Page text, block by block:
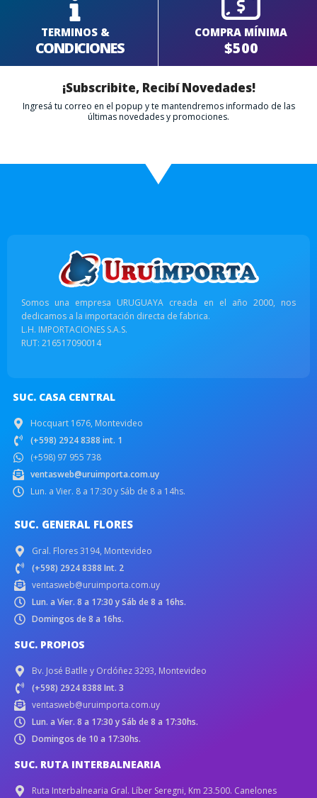
TERMINOS &
CONDICIONES
COMPRA MÍNIMA
$500
¡Subscribite, Recibí Novedades!
Ingresá tu correo en el popup y te mantendremos informado de las
últimas novedades y promociones.
Somos una empresa URUGUAYA creada en el año 2000, nos
dedicamos a la importación directa de fabrica.
L.H. IMPORTACIONES S.A.S.
RUT: 216517090014
SUC. CASA CENTRAL
Hocquart 1676, Montevideo
(+598) 2924 8388 int. 1
(+598) 97 955 738
ventasweb@uruimporta.com.uy
Lun. a Vier. 8 a 17:30 y Sáb de 8 a 14hs.
SUC. GENERAL FLORES
Gral. Flores 3194, Montevideo
(+598) 2924 8388 Int. 2
ventasweb@uruimporta.com.uy
Lun. a Vier. 8 a 17:30 y Sáb de 8 a 16hs.
Domingos de 8 a 16hs.
SUC. PROPIOS
Bv. José Batlle y Ordóñez 3293, Montevideo
(+598) 2924 8388 Int. 3
ventasweb@uruimporta.com.uy
Lun. a Vier. 8 a 17:30 y Sáb de 8 a 17:30hs.
Domingos de 10 a 17:30hs.
SUC. RUTA INTERBALNEARIA
Ruta Interbalnearia Gral. Líber Seregni, Km 23.500. Canelones